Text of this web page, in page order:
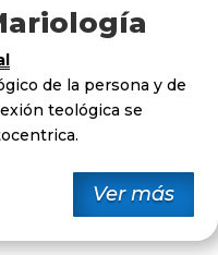
de la persona y de
teológica se
Ver más